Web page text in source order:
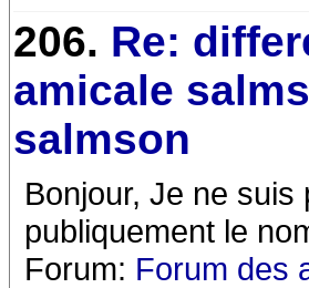
206. Re:
amicale
salmson
Bonjour, Je ne
publiquement le
Forum: Forum des